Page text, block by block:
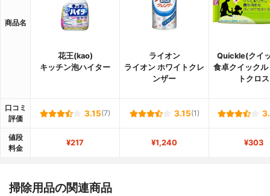
商品名
花王(kao)
キッチン泡ハイター
ライオン
ライオン ホワイトクレ
ンザー
Quickle(クイ
食卓クイックル
トクロス
口コミ
評価
3.15(7) 3.15(1)
値段
料金
¥217 ¥1,240 ¥303
掃除用品の関連商品